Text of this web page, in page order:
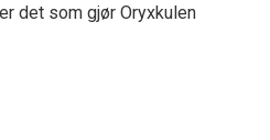
det som gjør Oryxkulen